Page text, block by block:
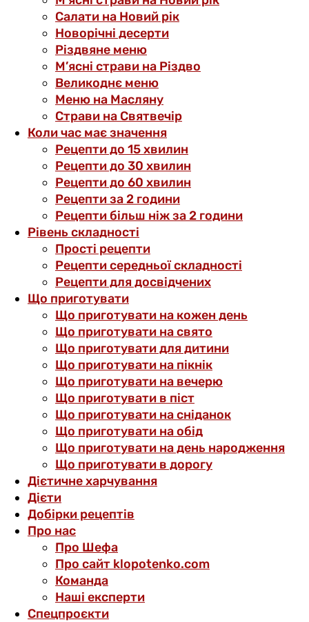
Салати на Новий рік
Новорічні десерти
Різдвяне меню
М’ясні страви на Різдво
Великоднє меню
Меню на Масляну
Страви на Святвечір
Коли час має значення
Рецепти до 15 хвилин
Рецепти до 30 хвилин
Рецепти до 60 хвилин
Рецепти за 2 години
Рецепти більш ніж за 2 години
Рівень складності
Прості рецепти
Рецепти середньої складності
Рецепти для досвідчених
Що приготувати
Що приготувати на кожен день
Що приготувати на свято
Що приготувати для дитини
Що приготувати на пікнік
Що приготувати на вечерю
Що приготувати в піст
Що приготувати на сніданок
Що приготувати на обід
Що приготувати на день народження
Що приготувати в дорогу
Дієтичне харчування
Дієти
Добірки рецептів
Про нас
Про Шефа
Про сайт klopotenko.com
Команда
Наші експерти
Спецпроєкти